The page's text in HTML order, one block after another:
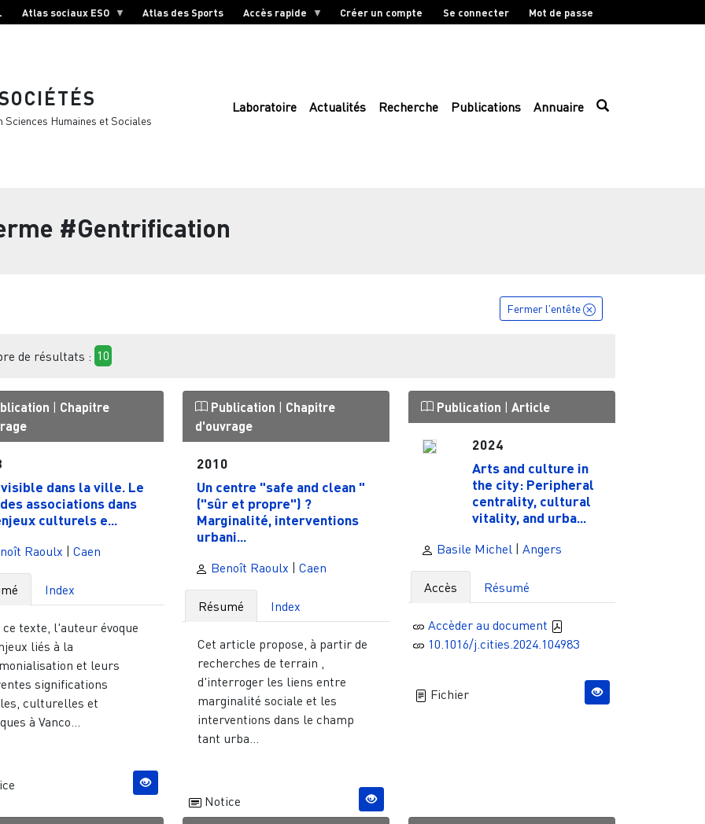
Atlas sociaux ESO Atlas des Sports Accès rapide Créer un compte Se connecter Mot de passe
Humaines et Sociales
Laboratoire Actualités Recherche Publications Annuaire
#Gentrification
Fermer l'entête
de résultats : 10
| Chapitre
dans la ville. Le
associations dans
culturels e...
Raoulx | Caen
Index
ce texte, l'auteur évoque
liés à la
et leurs
significations
culturelles et
à Vanco...
Publication | Chapitre
d'ouvrage
2010
Un centre "safe and clean "
("sûr et propre") ?
Marginalité, interventions
urbani...
Benoît Raoulx | Caen
Résumé Index
Cet article propose, à partir de
recherches de terrain ,
d'interroger les liens entre
marginalité sociale et les
interventions dans le champ
tant urba...
Notice
Publication | Article
2024
Arts and culture in
the city: Peripheral
centrality, cultural
vitality, and urba...
Basile Michel | Angers
Accès Résumé
Accèder au document
10.1016/j.cities.2024.104983
Fichier